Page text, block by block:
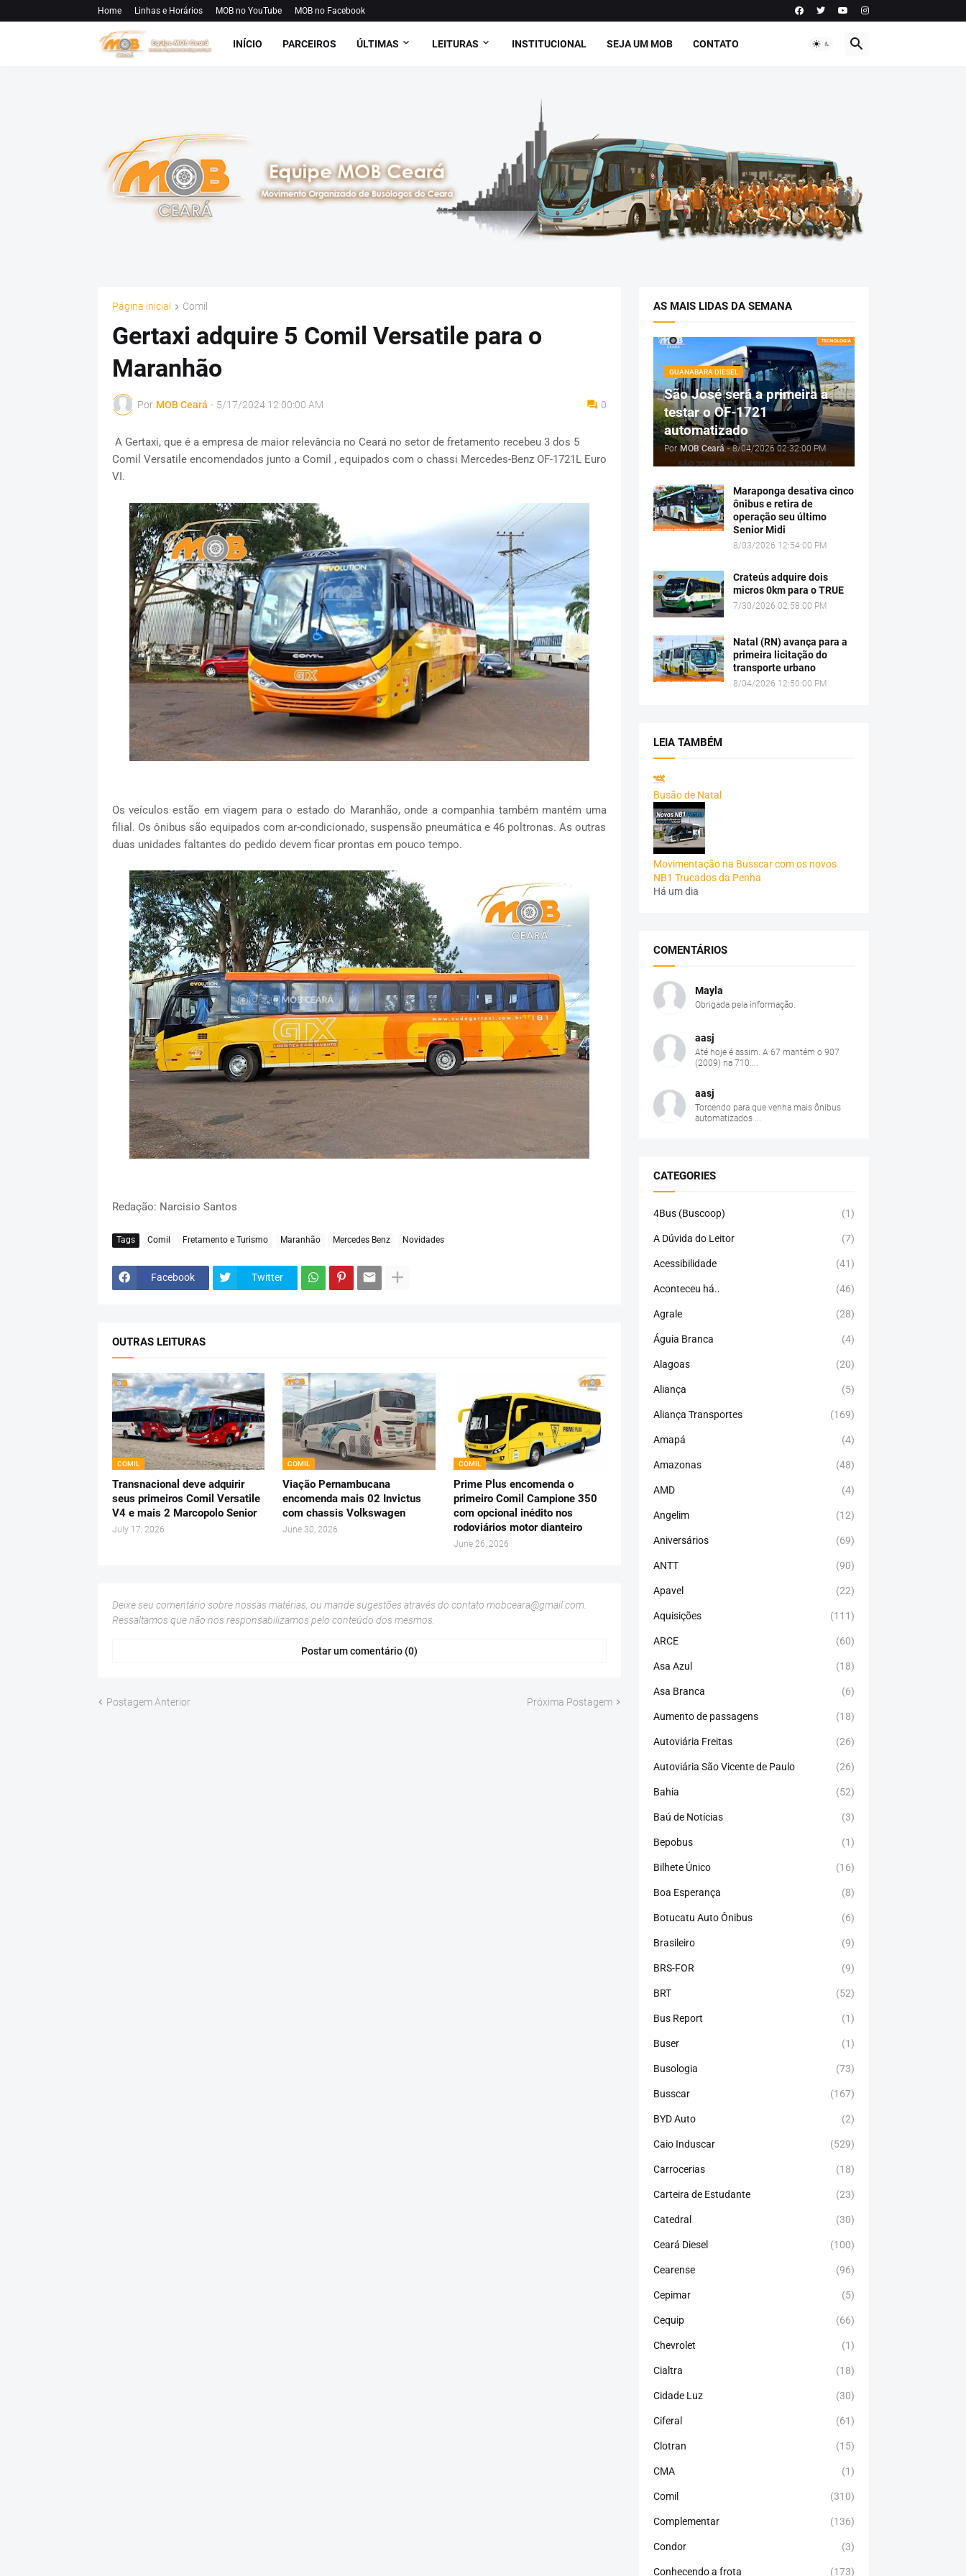
Home Linhas e Horários MOB no YouTube MOB no Facebook
INÍCIO PARCEIROS ÚLTIMAS LEITURAS INSTITUCIONAL SEJA UM MOB CONTATO
Página inicial Comil
Gertaxi adquire 5 Comil Versatile para o
Maranhão
Por MOB Ceará - 5/17/2024 12:00:00 AM 0
A Gertaxi, que é a empresa de maior relevância no Ceará no setor de fretamento recebeu 3 dos 5
Comil Versatile encomendados junto a Comil , equipados com o chassi Mercedes-Benz OF-1721L Euro
VI.
Os veículos estão em viagem para o estado do Maranhão, onde a companhia também mantém uma
filial. Os ônibus são equipados com ar-condicionado, suspensão pneumática e 46 poltronas. As outras
duas unidades faltantes do pedido devem ficar prontas em pouco tempo.
Redação: Narcisio Santos
Tags Comil Fretamento e Turismo Maranhão Mercedes Benz Novidades
Facebook Twitter
OUTRAS LEITURAS
COMIL
Transnacional deve adquirir
seus primeiros Comil Versatile
V4 e mais 2 Marcopolo Senior
July 17, 2026
COMIL
Viação Pernambucana
encomenda mais 02 Invictus
com chassis Volkswagen
June 30, 2026
COMIL
Prime Plus encomenda o
primeiro Comil Campione 350
com opcional inédito nos
rodoviários motor dianteiro
June 26, 2026
Deixe seu comentário sobre nossas matérias, ou mande sugestões através do contato mobceara@gmail.com
Ressaltamos que não nos responsabilizamos pelo conteúdo dos mesmos.
Postar um comentário (0)
Postagem Anterior Próxima Postagem
AS MAIS LIDAS DA SEMANA
GUANABARA DIESEL
São José será a primeira a
testar o OF-1721
automatizado
Por MOB Ceará - 8/04/2026 02:32:00 PM
Maraponga desativa cinco
ônibus e retira de
operação seu último
Senior Midi
8/03/2026 12:54:00 PM
Crateús adquire dois
micros 0km para o TRUE
7/30/2026 02:58:00 PM
Natal (RN) avança para a
primeira licitação do
transporte urbano
8/04/2026 12:50:00 PM
LEIA TAMBÉM
Busão de Natal
Movimentação na Busscar com os novos
NB1 Trucados da Penha
Há um dia
COMENTÁRIOS
Mayla
Obrigada pela informação.
aasj
Até hoje é assim. A 67 mantém o 907
(2009) na 710....
aasj
Torcendo para que venha mais ônibus
automatizados ...
CATEGORIES
4Bus (Buscoop) (1)
A Dúvida do Leitor (7)
Acessibilidade (41)
Aconteceu há.. (46)
Agrale (28)
Águia Branca (4)
Alagoas (20)
Aliança (5)
Aliança Transportes (169)
Amapá (4)
Amazonas (48)
AMD (4)
Angelim (12)
Aniversários (69)
ANTT (90)
Apavel (22)
Aquisições (111)
ARCE (60)
Asa Azul (18)
Asa Branca (6)
Aumento de passagens (18)
Autoviária Freitas (26)
Autoviária São Vicente de Paulo (26)
Bahia (52)
Baú de Notícias (3)
Bepobus (1)
Bilhete Único (16)
Boa Esperança (8)
Botucatu Auto Ônibus (6)
Brasileiro (9)
BRS-FOR (9)
BRT (52)
Bus Report (1)
Buser (1)
Busologia (73)
Busscar (167)
BYD Auto (2)
Caio Induscar (529)
Carrocerias (18)
Carteira de Estudante (23)
Catedral (30)
Ceará Diesel (100)
Cearense (96)
Cepimar (5)
Cequip (66)
Chevrolet (1)
Cialtra (18)
Cidade Luz (30)
Ciferal (61)
Clotran (15)
CMA (1)
Comil (310)
Complementar (136)
Condor (3)
Conhecendo a frota (173)